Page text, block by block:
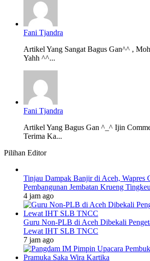
Fani Tjandra
Artikel Yang Sangat Bagus Gan^^ ,
Yahh ^^...
Fani Tjandra
Artikel Yang Bagus Gan ^_^ Ijin
Terima Ka...
Pilihan Editor
Tinjau Dampak Banjir di Aceh, Wapres
Pembangunan Jembatan Krueng
4 jam ago
Guru Non-PLB di Aceh Dibekali
Lewat IHT SLB TNCC
7 jam ago